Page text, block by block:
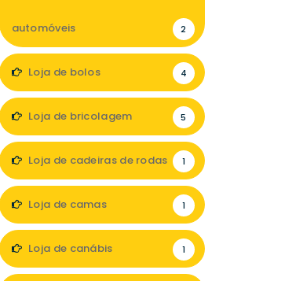
automóveis 2
Loja de bolos 4
Loja de bricolagem 5
Loja de cadeiras de rodas 1
Loja de camas 1
Loja de canábis 1